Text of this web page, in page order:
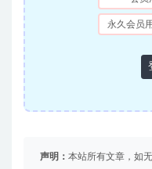
永久会员
声明： 本站所有文章，如